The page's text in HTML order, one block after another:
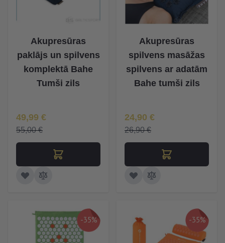
Akupresūras
paklājs un spilvens
komplektā Bahe
Tumši zils
Īpaša Cena
49,99 €
55,00 €
Akupresūras
spilvens masāžas
spilvens ar adatām
Bahe tumši zils
Īpaša Cena
24,90 €
26,90 €
-35% -35%